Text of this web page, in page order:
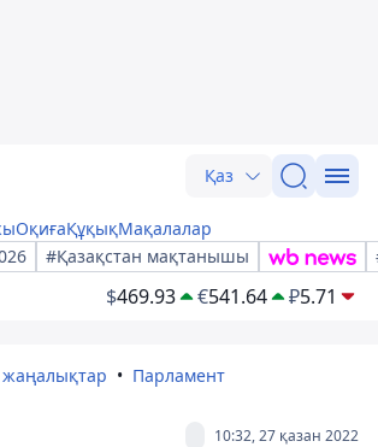
Қаз
ОқиғаҚұқықМақалалар
#Қазақстан мақтанышы
$469.93 €541.64 ₽5.71
Парламент
10:32, 27 қазан 2022